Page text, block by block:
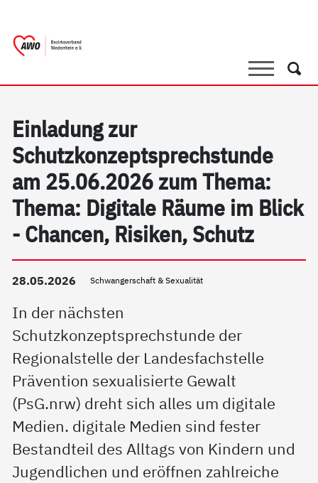
SucheSuche
Einladung zur
Schutzkonzeptsprechstunde
am 25.06.2026 zum Thema:
Thema: Digitale Räume im Blick
- Chancen, Risiken, Schutz
28.05.2026 Schwangerschaft & Sexualität
In der nächsten
Schutzkonzeptsprechstunde der
Regionalstelle der Landesfachstelle
Prävention sexualisierte Gewalt
(PsG.nrw) dreht sich alles um digitale
Medien. digitale Medien sind fester
Bestandteil des Alltags von Kindern und
Jugendlichen und eröffnen zahlreiche